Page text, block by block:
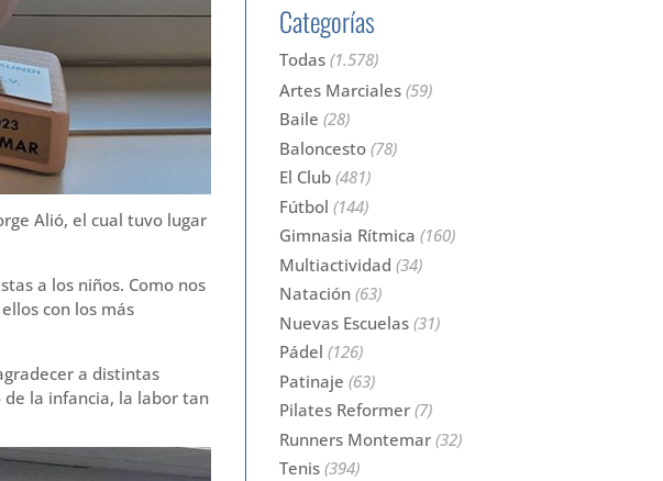
Alió, el cual tuvo lugar
a los niños. Como nos
con los más
a distintas
la infancia, la labor tan
Categorías
Todas(1.578)
Artes Marciales(59)
Baile (28)
Baloncesto(78)
El Club(481)
Fútbol (144)
Gimnasia Rítmica (160)
Multiactividad (34)
Natación(63)
Nuevas Escuelas(31)
Pádel (126)
Patinaje (63)
Pilates Reformer(7)
Runners Montemar(32)
Tenis(394)